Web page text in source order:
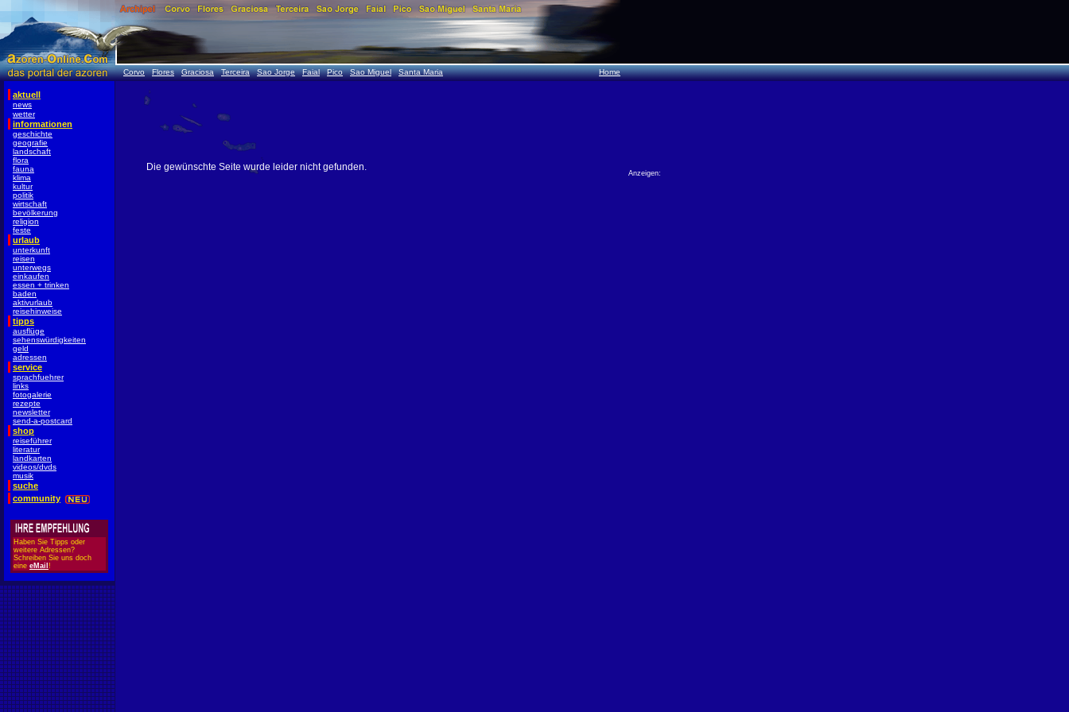
Corvo Flores Graciosa Terceira Sao Jorge Faial Pico Sao Miguel Santa Maria Home
aktuell
news
wetter
informationen
geschichte
geografie
landschaft
flora
fauna
klima
kultur
politik
wirtschaft
bevölkerung
religion
feste
urlaub
unterkunft
reisen
unterwegs
einkaufen
essen + trinken
baden
aktivurlaub
reisehinweise
tipps
ausflüge
sehenswürdigkeiten
geld
adressen
service
sprachfuehrer
links
fotogalerie
rezepte
newsletter
send-a-postcard
shop
reiseführer
literatur
landkarten
videos/dvds
musik
suche
community
Haben Sie Tipps oder
weitere Adressen?
Schreiben Sie uns doch
eine eMail !
Die gewünschte Seite wurde leider nicht gefunden.
Anzeigen: